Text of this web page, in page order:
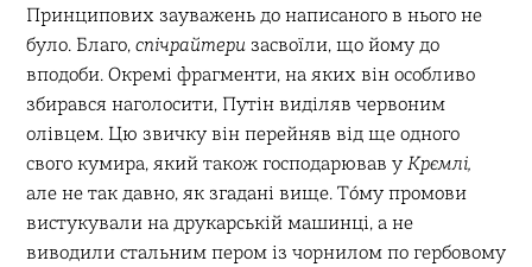
Принципових зауважень до написаного в нього не
було. Благо,спічрайтеризасвоїли, що йому до
вподоби. Окремі фрагменти, на яких він особливо
збирався наголосити, Путін виділяв червоним
олівцем. Цю звичку він перейняв від ще одного
свого кумира, який також господарював уКрємлі,
але не так давно, як згадані вище. То́му промови
вистукували на друкарській машинці, а не
виводили стальним пером із чорнилом по гербовому